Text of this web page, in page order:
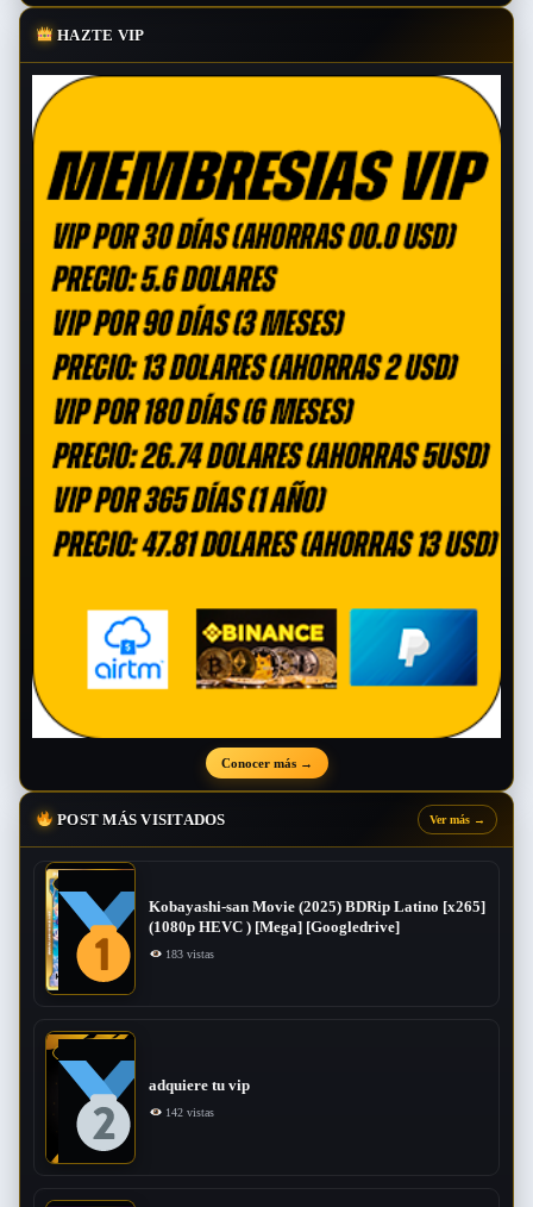
HAZTE VIP
Conocer más →
POST MÁS VISITADOS Ver más →
Kobayashi-san Movie (2025) BDRip Latino [x265]
(1080p HEVC ) [Mega] [Googledrive]
183 vistas
adquiere tu vip
142 vistas